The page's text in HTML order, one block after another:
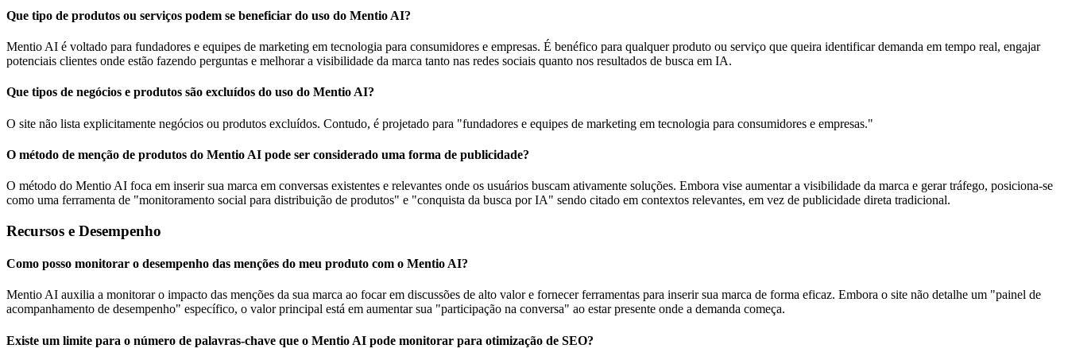
Que tipo de produtos ou serviços podem se beneficiar do uso do Mentio AI?
Mentio AI é voltado para fundadores e equipes de marketing em tecnologia para consumidores e empresas. É benéfico para qualquer produto ou serviço que queira identificar demanda em tempo real, engajar
potenciais clientes onde estão fazendo perguntas e melhorar a visibilidade da marca tanto nas redes sociais quanto nos resultados de busca em IA.
Que tipos de negócios e produtos são excluídos do uso do Mentio AI?
O site não lista explicitamente negócios ou produtos excluídos. Contudo, é projetado para "fundadores e equipes de marketing em tecnologia para consumidores e empresas."
O método de menção de produtos do Mentio AI pode ser considerado uma forma de publicidade?
O método do Mentio AI foca em inserir sua marca em conversas existentes e relevantes onde os usuários buscam ativamente soluções. Embora vise aumentar a visibilidade da marca e gerar tráfego, posiciona-se
como uma ferramenta de "monitoramento social para distribuição de produtos" e "conquista da busca por IA" sendo citado em contextos relevantes, em vez de publicidade direta tradicional.
Recursos e Desempenho
Como posso monitorar o desempenho das menções do meu produto com o Mentio AI?
Mentio AI auxilia a monitorar o impacto das menções da sua marca ao focar em discussões de alto valor e fornecer ferramentas para inserir sua marca de forma eficaz. Embora o site não detalhe um "painel de
acompanhamento de desempenho" específico, o valor principal está em aumentar sua "participação na conversa" ao estar presente onde a demanda começa.
Existe um limite para o número de palavras-chave que o Mentio AI pode monitorar para otimização de SEO?